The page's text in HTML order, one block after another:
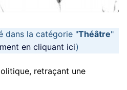
dans la catégorie "Théâtre"
en cliquant ici)
retraçant une